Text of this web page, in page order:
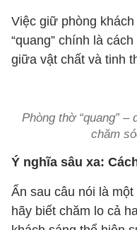
Việc giữ phòng
“quang” chính là
giữa vật chất và tinh
Phòng thờ “quang”
chăm
Ý nghĩa sâu xa:
Ẩn sau câu nói là
hãy biết chăm lo cả